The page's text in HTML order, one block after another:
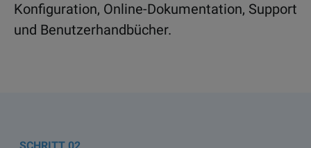
Konfiguration, Online-Dokumentation, Support
und Benutzerhandbücher.